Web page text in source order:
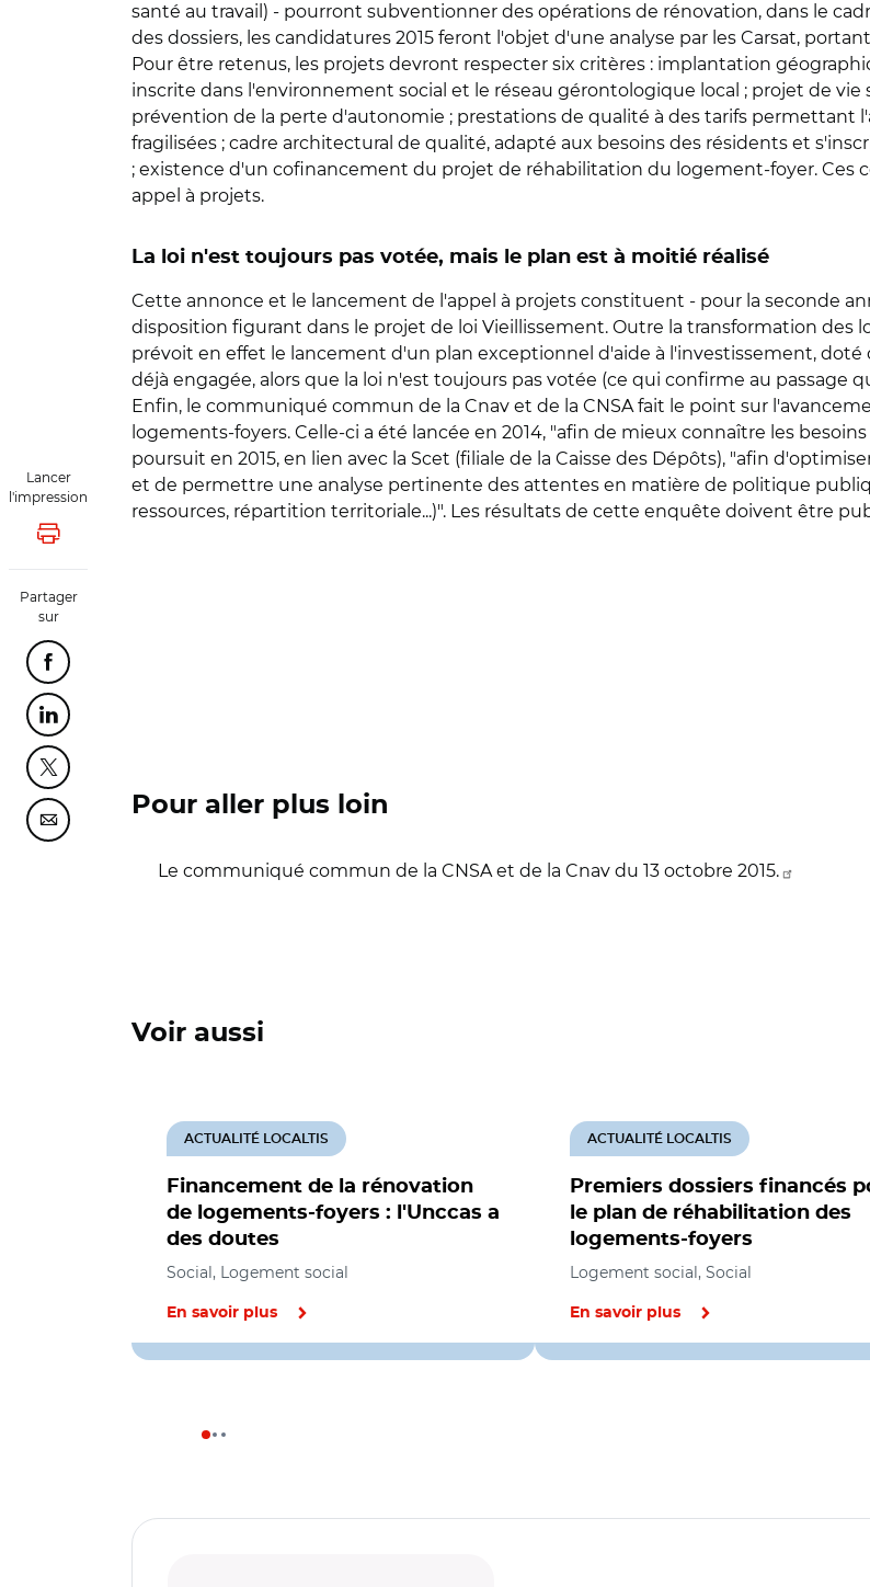
Lancer
l'impression
Lancer l'impression
Partager
sur
Partager cette page sur Facebook
Partager cette page sur Linkedin
Partager cette page sur Twitter
Partager cette page sur Courriel
santé au travail) - pourront subventionner des opérations de rénovation, dans le
des dossiers, les candidatures 2015 feront l'objet d'une analyse par les Carsat,
Pour être retenus, les projets devront respecter six critères : implantation
inscrite dans l'environnement social et le réseau gérontologique local ; projet de
prévention de la perte d'autonomie ; prestations de qualité à des tarifs permettant
fragilisées ; cadre architectural de qualité, adapté aux besoins des résidents et
; existence d'un cofinancement du projet de réhabilitation du logement-foyer. Ces
appel à projets.
La loi n'est toujours pas votée, mais le plan est à moitié réalisé
Cette annonce et le lancement de l'appel à projets constituent - pour la seconde
disposition figurant dans le projet de loi Vieillissement. Outre la transformation des
prévoit en effet le lancement d'un plan exceptionnel d'aide à l'investissement,
déjà engagée, alors que la loi n'est toujours pas votée (ce qui confirme au passage
Enfin, le communiqué commun de la Cnav et de la CNSA fait le point sur
logements-foyers. Celle-ci a été lancée en 2014, "afin de mieux connaître les
poursuit en 2015, en lien avec la Scet (filiale de la Caisse des Dépôts), "afin
et de permettre une analyse pertinente des attentes en matière de politique
ressources, répartition territoriale...)". Les résultats de cette enquête doivent être
Pour aller plus loin
Le communiqué commun de la CNSA et de la Cnav du 13 octobre 2015.
Voir aussi
Financement de la rénovation
de logements-foyers : l'Unccas a
des doutes
ACTUALITÉ LOCALTIS
Social, Logement social
En savoir plus
Premiers dossiers financés
le plan de réhabilitation des
logements-foyers
ACTUALITÉ LOCALTIS
Logement social, Social
En savoir plus